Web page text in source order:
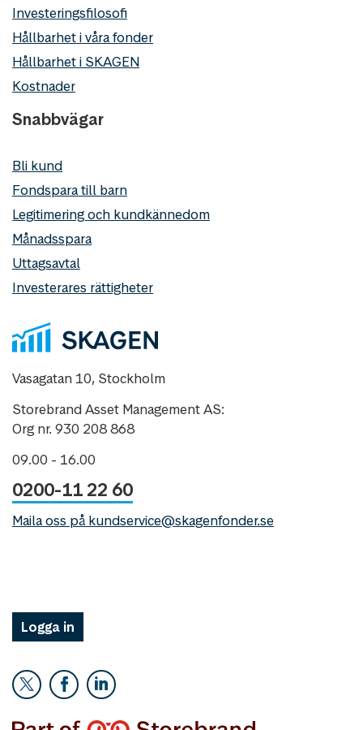
Investeringsfilosofi
Hållbarhet i våra fonder
Hållbarhet i SKAGEN
Kostnader
Snabbvägar
Bli kund
Fondspara till barn
Legitimering och kundkännedom
Månadsspara
Uttagsavtal
Investerares rättigheter
Vasagatan 10, Stockholm
Storebrand Asset Management AS:
Org nr. 930 208 868
09.00 - 16.00
0200-11 22 60
Maila oss på kundservice@skagenfonder.se
Logga in